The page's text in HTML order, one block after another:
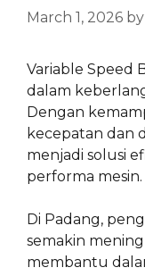
March 1, 2026 by
Variable Speed
dalam
Dengan
kecepatan dan
menjadi solusi
performa mesin.
Di Padang,
semakin
membantu